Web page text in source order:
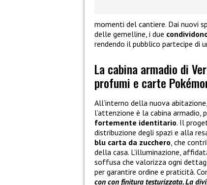
momenti del cantiere. Dai nuovi
delle gemelline, i due
rendendo il pubblico partecipe di
La cabina armadio di
profumi e carte
All’interno della nuova
l’attenzione è la cabina armadio,
fortemente identitario. Il
distribuzione degli spazi e alla
blu carta da zucchero , che
della casa. L’illuminazione,
soffusa che valorizza ogni
per garantire ordine e praticità.
con con finitura testurizzata. La